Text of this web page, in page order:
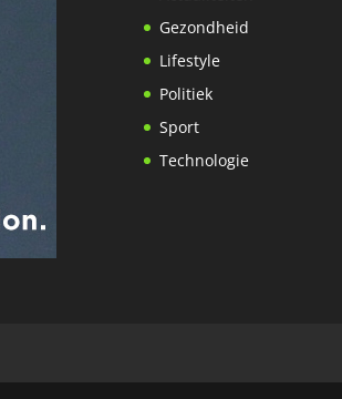
Gezondheid
Lifestyle
Politiek
Sport
Technologie